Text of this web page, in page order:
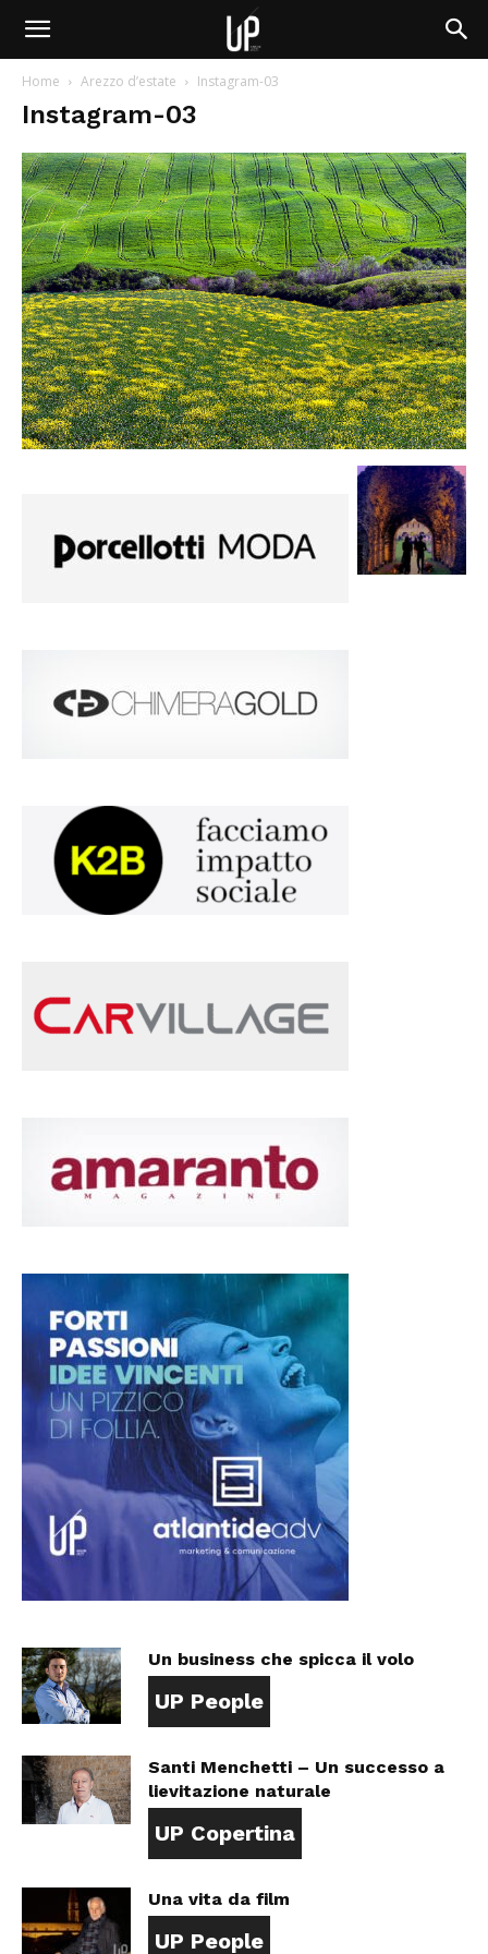
Home Arezzo d’estate Instagram-03
Instagram-03
Un business che spicca il volo
UP People
Santi Menchetti – Un successo a
lievitazione naturale
UP Copertina
Una vita da film
UP People